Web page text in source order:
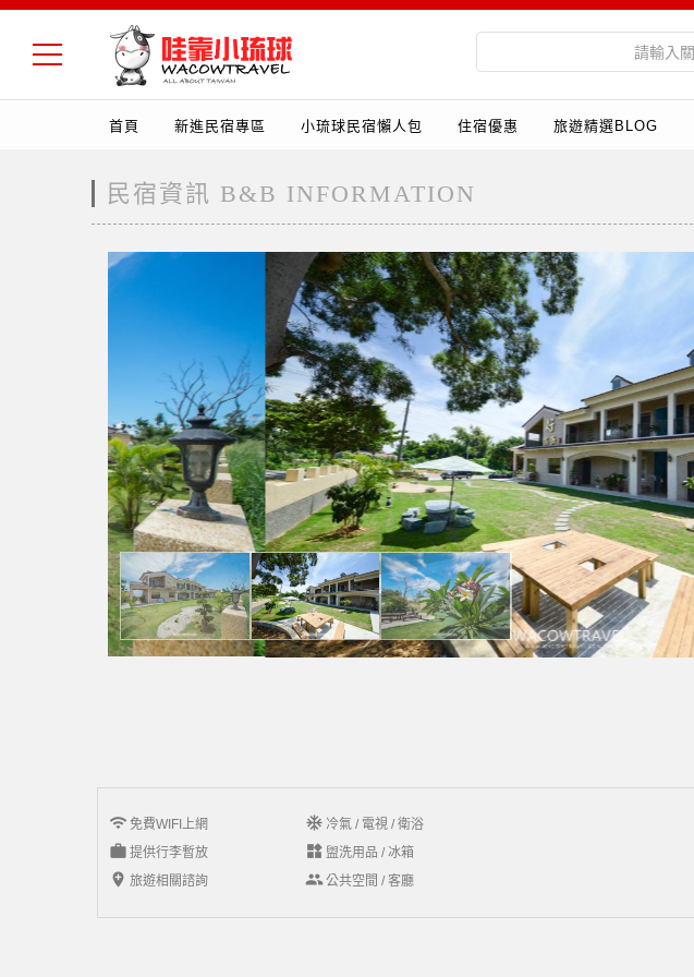
首頁 新進民宿專區 小琉球民宿懶人包 住宿優惠 旅遊精選BLOG
民宿資訊 B&B INFORMATION
wifi 免費WIFI上網
work 提供行李暫放
add_location 旅遊相關諮詢
ac_unit 冷氣 / 電視 / 衛浴
widgets 盥洗用品 / 冰箱
group公共空間 / 客廳